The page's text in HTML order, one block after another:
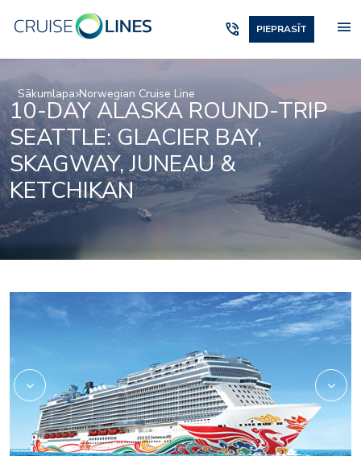
phone_in_talk PIEPRASĪT menu
Sākumlapa Norwegian Cruise Line
10-DAY ALASKA ROUND-TRIP
SEATTLE: GLACIER BAY,
SKAGWAY, JUNEAU &
KETCHIKAN
The